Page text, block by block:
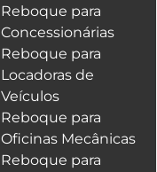
Reboque para
Concessionárias
Reboque para
Locadoras de
Veículos
Reboque para
Oficinas Mecânicas
Reboque para